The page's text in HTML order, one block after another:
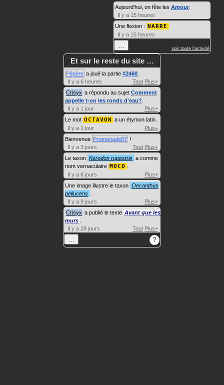
Aujourd'hui, on fête les Amour.
Il y a 15 heures
Une flexion : NARRE
Il y a 15 heures
… voir toute l'activité
Et sur le reste du site …
Pépère a joué la partie #2460
Il y a 6 heures
Tout Plus+
Crisyx a répondu au sujet Comment
appelle t-on les ronds d'eau?
Il y a 1 jour
Plus+
Le mot OCTAVON a un étymon latin.
Il y a 1 jour
Plus+
Bienvenue Promenade87 !
Il y a 3 jours
Tout Plus+
Le taxon Kerodon rupestris a comme
nom vernaculaire MOCO
Il y a 6 jours
Plus+
Une image illustre le taxon Oecanthus
pellucens
Il y a 9 jours
Plus+
Crisyx a publié le texte Avant que les
murs
Il y a 28 jours
Tout Plus+
… ?